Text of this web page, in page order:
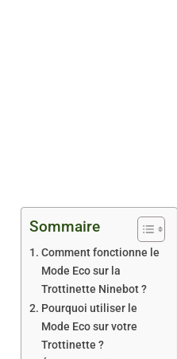
Sommaire
Comment fonctionne le
Mode Eco sur la
Trottinette Ninebot ?
Pourquoi utiliser le
Mode Eco sur votre
Trottinette ?